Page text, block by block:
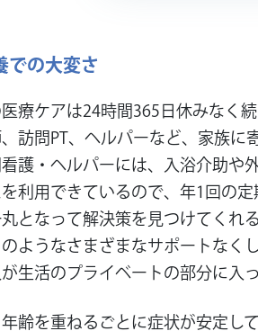
での大変さ
医療ケアは24時間365日休みなく
訪問PT、ヘルパーなど、家族
護・ヘルパーには、入浴介助や
利用できているので、年1回の
となって解決策を見つけてくれ
ようなさまざまなサポートなく
生活のプライベートの部分に入
年齢を重ねるごとに症状が安定し